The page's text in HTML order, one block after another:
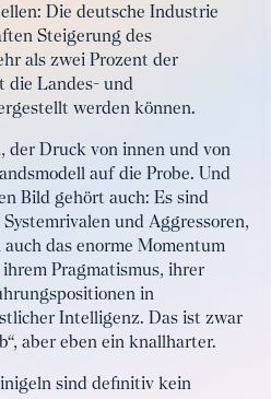
Die deutsche Industrie
Steigerung des
als zwei Prozent der
die Landes- und
werden können.
der Druck von innen und von
auf die Probe. Und
Bild gehört auch: Es sind
und Aggressoren,
das enorme Momentum
Pragmatismus, ihrer
in
Intelligenz. Das ist zwar
aber eben ein knallharter.
sind definitiv kein